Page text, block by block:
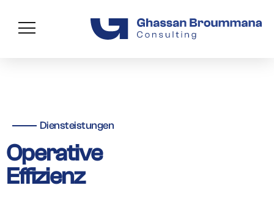
Diensteistungen
Operative
Effizienz